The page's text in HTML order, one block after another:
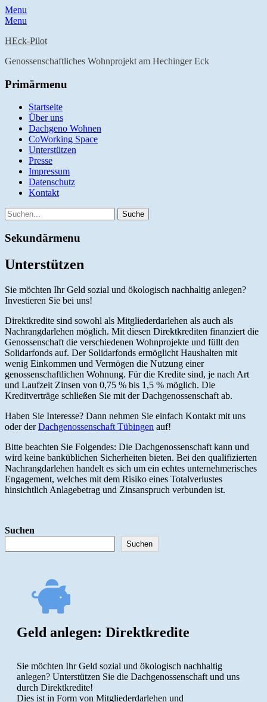
Menu
Menu
HEck-Pilot
Genossenschaftliches Wohnprojekt am Hechinger Eck
Primärmenu
Weiter
zum
Inhalt
Startseite
Über uns
Dachgeno Wohnen
CoWorking Space
Unterstützen
Presse
Impressum
Datenschutz
Kontakt
Suche
Suche
nach:
Sekundärmenu
Weiter
zum
Unterstützen
Sie möchten Ihr Geld sozial und ökologisch nachhaltig anlegen?
Investieren Sie bei uns!
Direktkredite sind sowohl als Mitgliederdarlehen als auch als
Nachrangdarlehen möglich. Mit diesen Direktkrediten finanziert die
Genossenschaft die verschiedenen Wohnprojekte und füllt den
Solidarfonds auf. Der Solidarfonds ermöglicht Haushalten mit
wenig Einkommen und Vermögen die Nutzung einer
genossenschaftlichen Wohnung. Für die Kredite sind, je nach Art
und Laufzeit Zinsen von 0,75 % bis 1,5 % möglich. Die
Kreditverträge schließen Sie mit der Dachgenossenschaft ab.
Haben Sie Interesse? Dann nehmen Sie einfach Kontakt mit uns
oder derDachgenossenschaft Tübingen auf!
Bitte beachten Sie Folgendes: Die Dachgenossenschaft kann und
wird keine banküblichen Sicherheiten bieten. Bei den qualifizierten
Nachrangdarlehen handelt es sich um ein echtes unternehmerisches
Engagement, welches mit dem Risiko eines Totalverlustes
hinsichtlich Anlagebetrag und Zinsanspruch verbunden ist.
Suchen
Suchen
Geld anlegen: Direktkredite
Sie möchten Ihr Geld sozial und ökologisch nachhaltig
anlegen? Unterstützen Sie die Dachgenossenschaft und uns
durch Direktkredite!
Dies ist in Form von Mitgliederdarlehen und